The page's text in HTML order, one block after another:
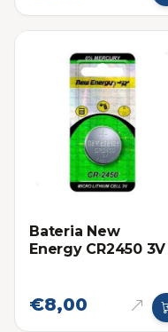
Bateria New
Energy CR2450 3V
€8,00